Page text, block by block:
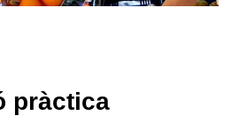
pràctica